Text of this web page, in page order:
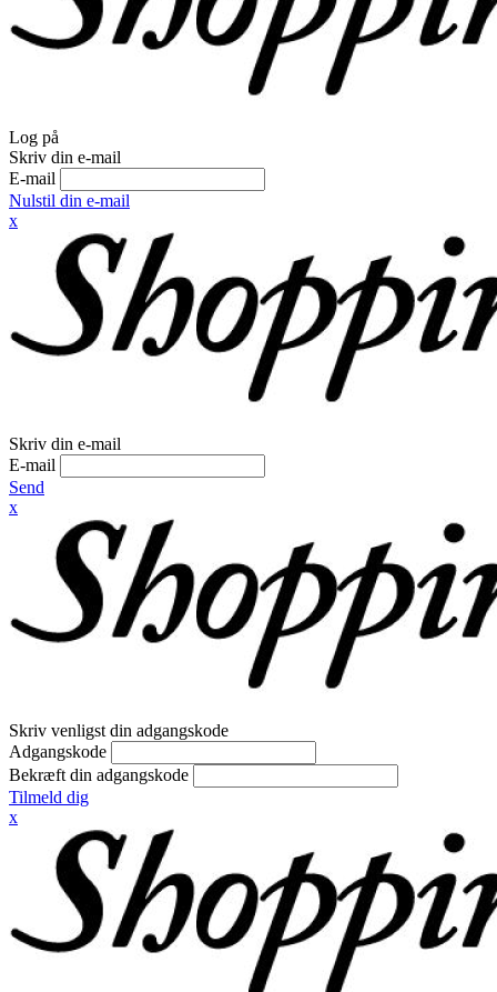
Log på
Skriv din e-mail
E-mail
Nulstil din e-mail
x
Skriv din e-mail
E-mail
Send
x
Skriv venligst din adgangskode
Adgangskode
Bekræft din adgangskode
Tilmeld dig
x